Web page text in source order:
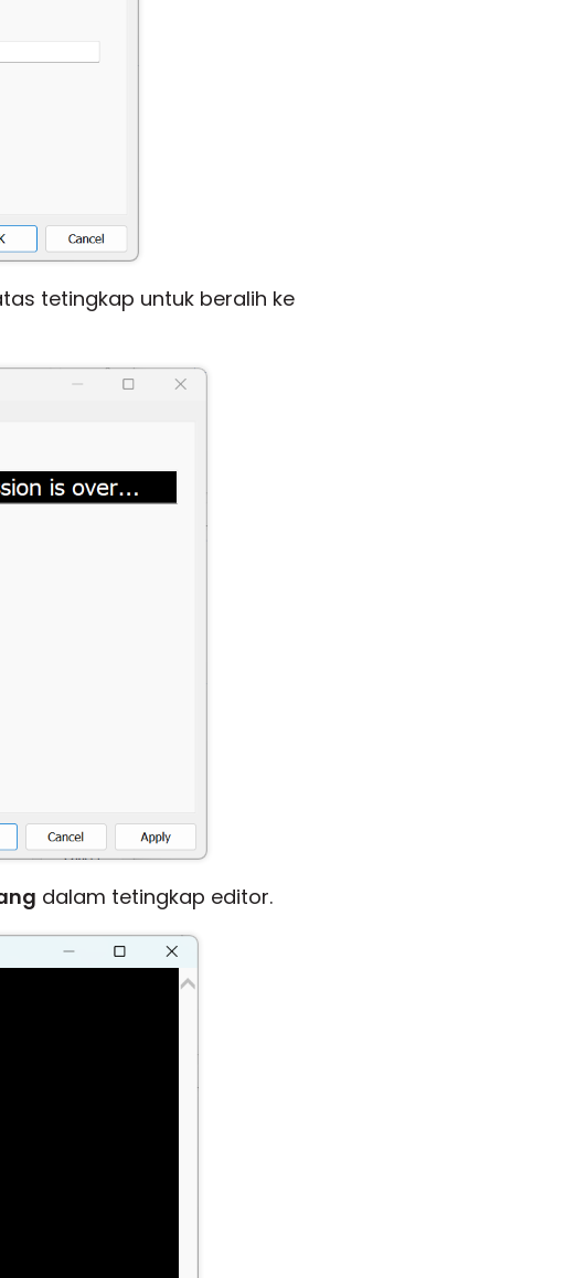
tetingkap untuk beralih ke
dalam tetingkap editor.